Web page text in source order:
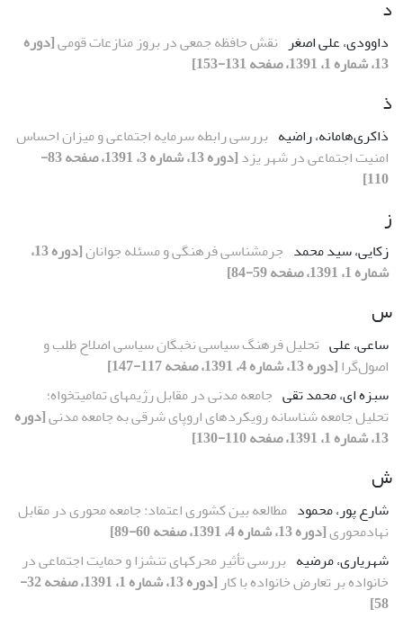
د
داوودی، علی اصغر نقش حافظه جمعى در بروز منازعات قومى[دوره
13، شماره 1، 1391، صفحه 131-153]
ذ
ذاکری‌هامانه، راضیه بررسی رابطه سرمایه اجتماعی و میزان احساس
امنیت اجتماعی در شهر یزد
[دوره 13، شماره 3، 1391، صفحه 83-
110]
ز
زکایی، سید محمد جرمشناسى فرهنگى و مسئله جوانان
[دوره 13،
شماره 1، 1391، صفحه 59-84]
س
ساعی، علی تحلیل فرهنگ سیاسی نخبگان سیاسی اصلاح طلب و
اصول‌گرا[دوره 13، شماره 4، 1391، صفحه 117-147]
سبزه ای، محمد تقی جامعه مدنى در مقابل رژیمهاى تمامیتخواه؛
تحلیل جامعه شناسانه رویکردهاى اروپاى شرقى به جامعه مدنى[دوره
13، شماره 1، 1391، صفحه 110-130]
ش
شارع پور، محمود مطالعه بین کشوری اعتماد: جامعه محوری در مقابل
نهادمحوری[دوره 13، شماره 4، 1391، صفحه 60-89]
شهریارى، مرضیه بررسى تأثیر محرکهاى تنشزا و حمایت اجتماعى در
خانواده بر تعارض خانواده با کار
[دوره 13، شماره 1، 1391، صفحه 32-
58]